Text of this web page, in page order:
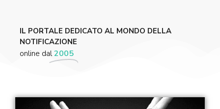
IL PORTALE DEDICATO AL MONDO DELLA
NOTIFICAZIONE
online dal2005